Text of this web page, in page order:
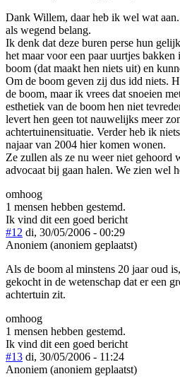
Dank Willem, daar heb ik wel wat
als wegend belang.
Ik denk dat deze buren perse hun
het maar voor een paar uurtjes
boom (dat maakt hen niets uit) en
Om de boom geven zij dus idd niets.
de boom, maar ik vrees dat snoeien
esthetiek van de boom hen niet
levert hen geen tot nauwelijks meer
achtertuinensituatie. Verder heb ik
najaar van 2004 hier komen wonen.
Ze zullen als ze nu weer niet gehoord
advocaat bij gaan halen. We zien wel
omhoog
1 mensen hebben gestemd.
Ik vind dit een goed bericht
#12 di, 30/05/2006 - 00:29
Anoniem (anoniem geplaatst)
Als de boom al minstens 20 jaar oud
gekocht in de wetenschap dat er een
achtertuin zit.
omhoog
1 mensen hebben gestemd.
Ik vind dit een goed bericht
#13 di, 30/05/2006 - 11:24
Anoniem (anoniem geplaatst)